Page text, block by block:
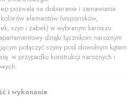
pozwala na dobieranie i zamawianie
elementów (wsporników,
szyn i żabek) w wybranym karniszu.
dzięki łącznikom narożnym
połączyć szyny pod dowolnym kątem
w przypadku konstrukcji narożnych i
i wykonanie